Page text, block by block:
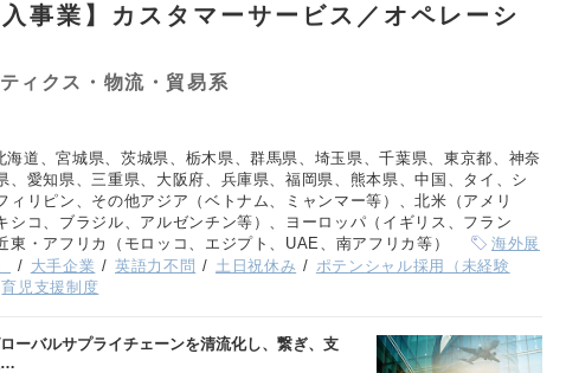
入事業】カスタマーサービス／オペレーシ
ィクス・物流・貿易系
海道、宮城県、茨城県、栃木県、群馬県、埼玉県、千葉県、東京都、神奈
、愛知県、三重県、大阪府、兵庫県、福岡県、熊本県、中国、タイ、シ
ィリピン、その他アジア（ベトナム、ミャンマー等）、北米（アメリ
シコ、ブラジル、アルゼンチン等）、ヨーロッパ（イギリス、フラン
東・アフリカ（モロッコ、エジプト、UAE、南アフリカ等）
海外展
大手企業 英語力不問 土日祝休み
ポテンシャル採用（未経験
育児支援制度
ーバルサプライチェーンを清流化し、繋ぎ、支
…